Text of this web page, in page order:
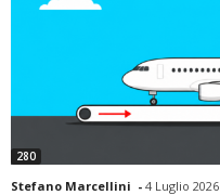
280
Stefano Marcellini - 4 Luglio 2026